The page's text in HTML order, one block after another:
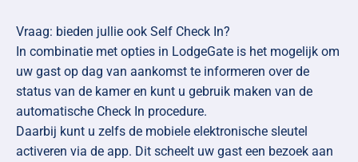
Vraag: bieden jullie ook Self Check In?
In combinatie met opties in LodgeGate is het mogelijk om
uw gast op dag van aankomst te informeren over de
status van de kamer en kunt u gebruik maken van de
automatische Check In procedure.
Daarbij kunt u zelfs de mobiele elektronische sleutel
activeren via de app. Dit scheelt uw gast een bezoek aan